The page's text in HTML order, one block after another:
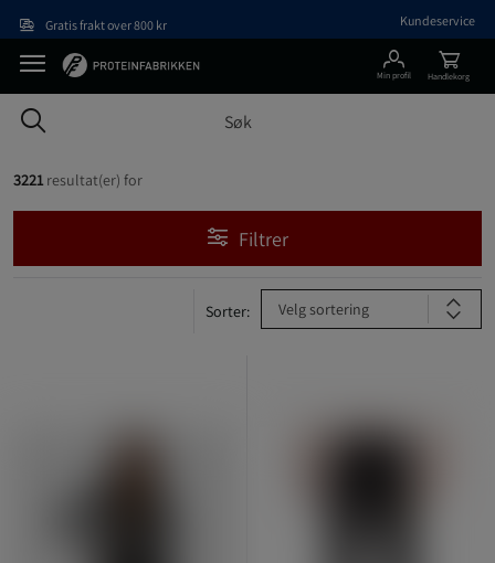
Gratis frakt over 800 kr Kundeservice
Min profil Handlekorg
3221resultat(er) for
Filtrer
Sorter: Velg sortering